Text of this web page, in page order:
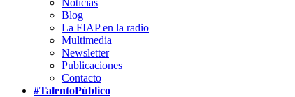
Noticias
Blog
La FIAP en la radio
Multimedia
Newsletter
Publicaciones
Contacto
#TalentoPúblico